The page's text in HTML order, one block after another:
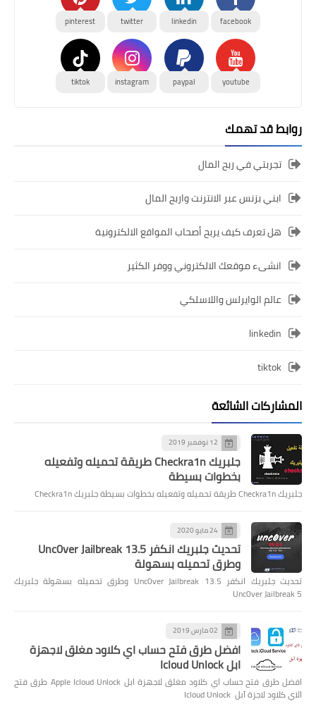
facebook
linkedin
twitter
pinterest
youtube
paypal
instagram
tiktok
روابط قد تهمك
تجربتي في ربح المال
ابني بزنس عبر الانترنت واربح المال
هل تعرف كيف يربح أصحاب المواقع الالكترونية
انشىء موقعك الالكتروني ووفر الكثير
عالم الوايرلس واللاسلكي
linkedin
tiktok
المشاركات الشائعة
12 نوفمبر 2019
جلبريك Checkra1n طريقة تحميله وتفعيله
بخطوات بسيطة
جلبريك Checkra1n طريقة تحميله وتفعيله بخطوات بسيطة جلبريك Checkra1n
24 مايو 2020
تحديث جلبريك انكفر Unc0ver Jailbreak 13.5
وطرق تحميله بسهولة
تحديث جلبريك انكفر Unc0ver Jailbreak 13.5 وطرق تحميله بسهولة جلبريك
Unc0ver Jailbreak 5
02 مارس 2019
افضل طرق فتح حساب اي كلاود مغلق لاجهزة
ابل Icloud Unlock
افضل طرق فتح حساب اي كلاود مغلق لاجهزة ابل Apple Icloud Unlock طرق فتح
الاي كلاود لاجزة آبل Icloud Unlock